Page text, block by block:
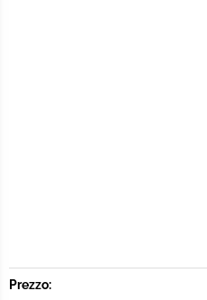
Prezzo: